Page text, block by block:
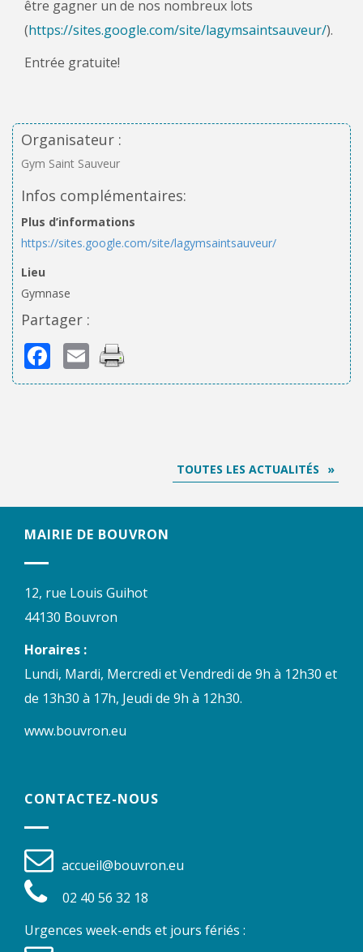
être gagner un de nos nombreux lots
(https://sites.google.com/site/lagymsaintsauveur/).
Entrée gratuite!
Organisateur :
Gym Saint Sauveur
Infos complémentaires:
Plus d’informations
https://sites.google.com/site/lagymsaintsauveur/
Lieu
Gymnase
Partager :
Facebook
Email
TOUTES LES ACTUALITÉS
MAIRIE DE BOUVRON
12, rue Louis Guihot
44130 Bouvron
Horaires :
Lundi, Mardi, Mercredi et Vendredi de 9h à 12h30 et
de 13h30 à 17h, Jeudi de 9h à 12h30.
www.bouvron.eu
CONTACTEZ-NOUS
accueil@bouvron.eu
02 40 56 32 18
Urgences week-ends et jours fériés :